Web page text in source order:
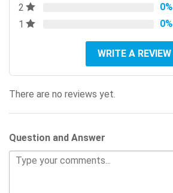
2
0%
1
0%
WRITE A REVIEW
There are no reviews yet.
Question and Answer